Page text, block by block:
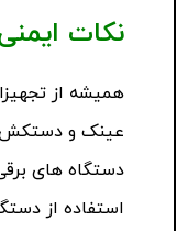
نکات
همیشه از
عینک و دستکش
دستگاه های
استفاده از